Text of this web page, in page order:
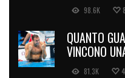
98.6K
QUANTO
VINCONO
81.3K